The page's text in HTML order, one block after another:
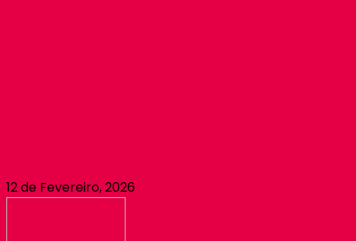
12 de Fevereiro, 2026